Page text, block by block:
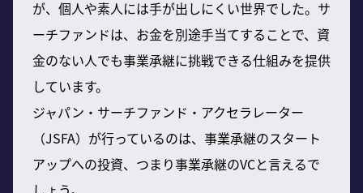
が、個人や素人には手が出しにくい世界でした。サ
ーチファンドは、お金を別途手当てすることで、資
金のない人でも事業承継に挑戦できる仕組みを提供
しています。
ジャパン・サーチファンド・アクセラレーター
（JSFA）が行っているのは、事業承継のスタート
アップへの投資、つまり事業承継のVCと言えるで